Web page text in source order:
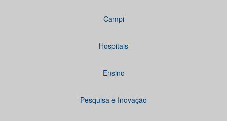
Campi
Hospitais
Ensino
Pesquisa e Inovação